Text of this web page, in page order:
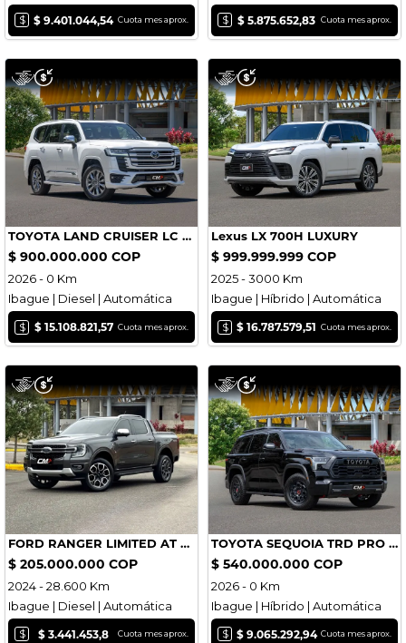
$ $ 9.401.044,54 Cuota mes aprox. $ $ 5.875.652,83 Cuota mes aprox.
TOYOTA LAND CRUISER LC 300 VXR
$ 900.000.000 COP
2026 - 0 Km
Ibague | Diesel | Automática
$ $ 15.108.821,57 Cuota mes aprox.
Lexus LX 700H LUXURY
$ 999.999.999 COP
2025 - 3000 Km
Ibague | Híbrido | Automática
$ $ 16.787.579,51 Cuota mes aprox.
FORD RANGER LIMITED AT DIÉSEL
$ 205.000.000 COP
2024 - 28.600 Km
Ibague | Diesel | Automática
$ $ 3.441.453,8 Cuota mes aprox.
TOYOTA SEQUOIA TRD PRO PAQUETE PERFORMANCE
$ 540.000.000 COP
2026 - 0 Km
Ibague | Híbrido | Automática
$ $ 9.065.292,94 Cuota mes aprox.